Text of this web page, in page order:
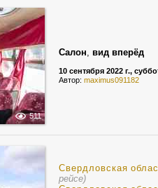
511
Салон, вид вперёд
10 сентября 2022 г.,
Автор: maximus091182
Свердловская
рейсе)